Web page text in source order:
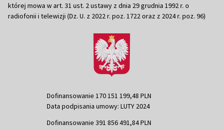
której mowa w art. 31 ust. 2 ustawy z dnia 29 grudnia 1992 r. o
radiofonii i telewizji (Dz. U. z 2022 r. poz. 1722 oraz z 2024 r. poz. 96)
Dofinansowanie 170 151 199,48 PLN
Data podpisania umowy: LUTY 2024
Dofinansowanie 391 856 491,84 PLN